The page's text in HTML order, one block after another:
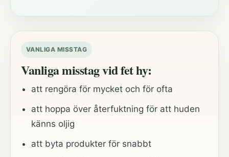
VANLIGA MISSTAG
Vanliga misstag vid fet hy:
att rengöra för mycket och för ofta
att hoppa över återfuktning för att huden
känns oljig
att byta produkter för snabbt